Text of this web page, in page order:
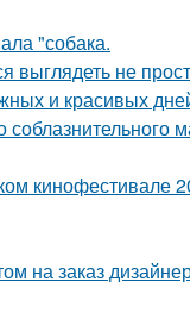
"собака.
не
и красивых
кинофестивале
на заказ